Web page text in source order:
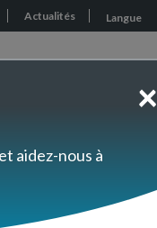
Actualités Langue
×
aidez-nous à